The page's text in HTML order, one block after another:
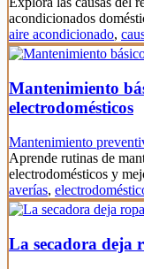
acondicionados
aire acondicionado,
Mantenimiento
electrodomésticos
Mantenimiento
Aprende rutinas de
electrodomésticos y
averías,
La secadora deja